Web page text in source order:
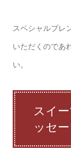
スペシャルブレ
いただくのであ
い。
スイ
ッセ